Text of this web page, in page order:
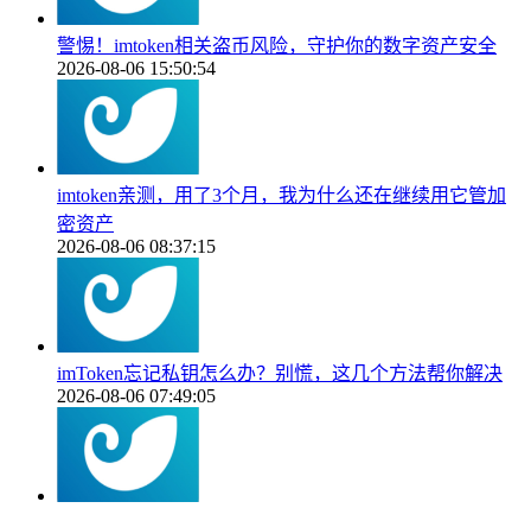
警惕！imtoken相关盗币风险，守护你的数字资产安全
2026-08-06 15:50:54
imtoken亲测，用了3个月，我为什么还在继续用它管加
密资产
2026-08-06 08:37:15
imToken忘记私钥怎么办？别慌，这几个方法帮你解决
2026-08-06 07:49:05